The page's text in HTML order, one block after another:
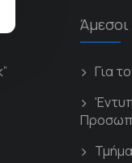
Για